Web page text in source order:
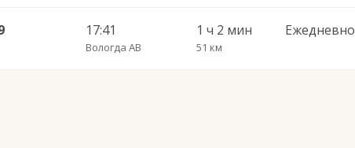
17:41
Вологда АВ
1 ч 2 мин
51 км
Ежедневно